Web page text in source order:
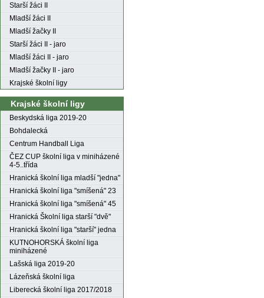
Starší žáci II
Mladší žáci II
Mladší žačky II
Starší žáci II - jaro
Mladší žáci II - jaro
Mladší žačky II - jaro
Krajské školní ligy
Krajské školní ligy
Beskydská liga 2019-20
Bohdalecká
Centrum Handball Liga
ČEZ CUP školní liga v miniházené
4-5..třída
Hranická školní liga mladší "jedna"
Hranická školní liga "smíšená" 23
Hranická školní liga "smíšená" 45
Hranická Školní liga starší "dvě"
Hranická školní liga "starší" jedna
KUTNOHORSKÁ školní liga
miniházené
Lašská liga 2019-20
Lázeňská školní liga
Liberecká školní liga 2017/2018